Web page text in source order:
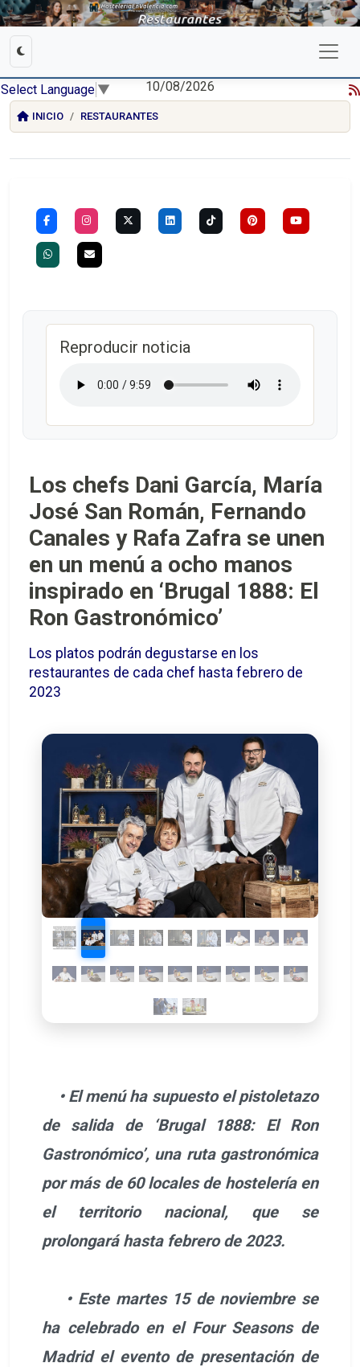
Select Language ▼ 10/08/2026
INICIO RESTAURANTES
Reproducir noticia
Los chefs Dani García, María
José San Román, Fernando
Canales y Rafa Zafra se unen
en un menú a ocho manos
inspirado en ‘Brugal 1888: El
Ron Gastronómico’
Los platos podrán degustarse en los
restaurantes de cada chef hasta febrero de
2023
• El menú ha supuesto el pistoletazo
de salida de ‘Brugal 1888: El Ron
Gastronómico’, una ruta gastronómica
por más de 60 locales de hostelería en
el territorio nacional, que se
prolongará hasta febrero de 2023.
• Este martes 15 de noviembre se
ha celebrado en el Four Seasons de
Madrid el evento de presentación de